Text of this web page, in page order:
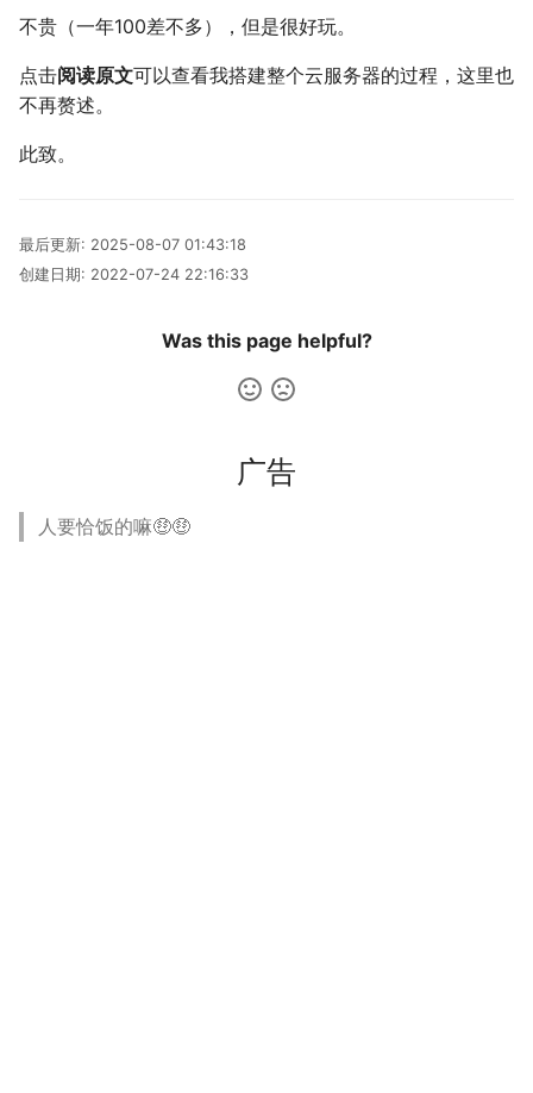
不贵（一年100差不多），但是很好玩。
点击阅读原文可以查看我搭建整个云服务器的过程，这里也
不再赘述。
此致。
最后更新: 2025-08-07 01:43:18
创建日期: 2022-07-24 22:16:33
Was this page helpful?
广告
人要恰饭的嘛🤑🤑